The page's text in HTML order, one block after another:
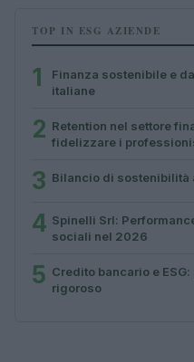
TOP IN ESG AZIENDE
1
Finanza sostenibile e
italiane
2 Retention nel settore
fidelizzare i
3 Bilancio di sostenibilità
4 Spinelli Srl:
sociali nel 2026
5 Credito bancario e
rigoroso